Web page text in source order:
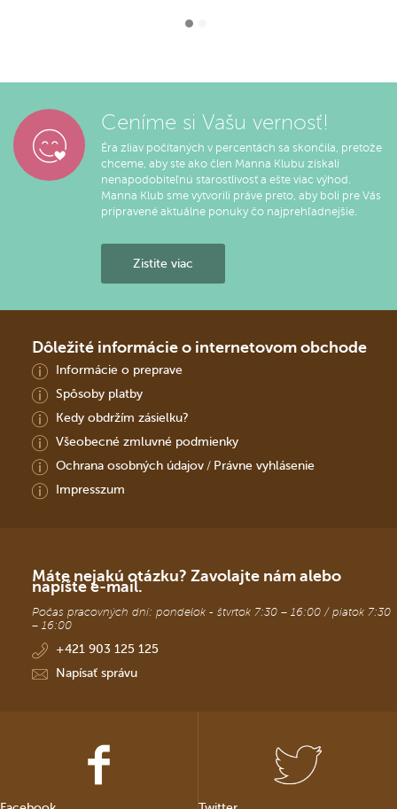
Ceníme si Vašu vernosť!
Éra zliav počítaných v percentách sa skončila, pretože
chceme, aby ste ako člen Manna Klubu získali
nenapodobiteľnú starostlivosť a ešte viac výhod.
Manna Klub sme vytvorili práve preto, aby boli pre Vás
pripravené aktuálne ponuky čo najprehľadnejšie.
Zistite viac
Dôležité informácie o internetovom obchode
Informácie o preprave
Spôsoby platby
Kedy obdržím zásielku?
Všeobecné zmluvné podmienky
Ochrana osobných údajov/ Právne vyhlásenie
Impresszum
Máte nejakú otázku? Zavolajte nám alebo
napíšte e-mail.
Počas pracovných dní: pondelok - štvrtok 7:30 – 16:00 / piatok 7:30
– 16:00
+421 903 125 125
Napísať správu